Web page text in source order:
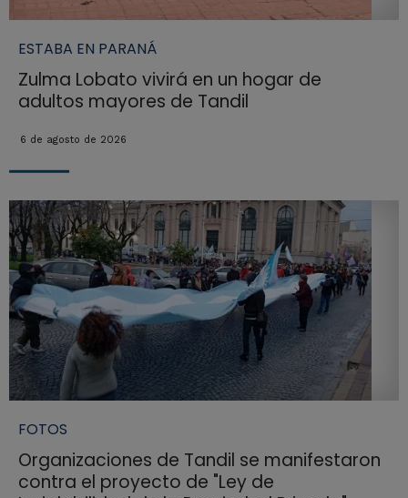
ESTABA EN PARANÁ
Zulma Lobato vivirá en un hogar de
adultos mayores de Tandil
6 de agosto de 2026
FOTOS
Organizaciones de Tandil se manifestaron
contra el proyecto de "Ley de